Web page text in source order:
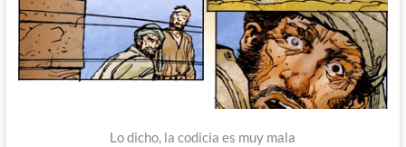
Lo dicho, la codicia es muy mala